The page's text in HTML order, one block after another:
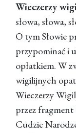
Wieczerzy
słowa, słowa,
O tym Słowie
przypominać i
opłatkiem. W
wigilijnych
Wieczerzy
przez fragment
Cudzie